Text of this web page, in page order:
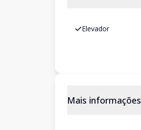
Elevador
Mais informações